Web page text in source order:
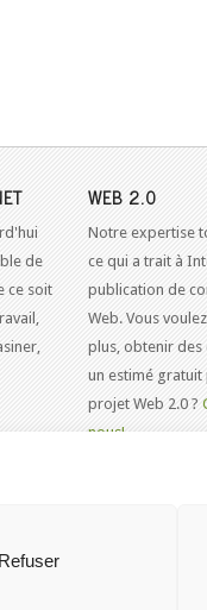
Refuser
de
ce soit
WEB 2.0
Notre expertise
ce qui a trait à
publication de
Web. Vous
plus, obtenir des
un estimé
projet Web 2.0 ?
nous!